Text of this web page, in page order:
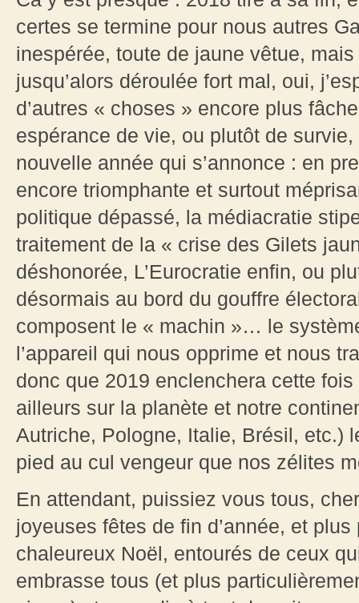
certes se termine pour nous autres
inespérée, toute de jaune vêtue, mais
jusqu’alors déroulée fort mal, oui,
d’autres « choses » encore plus
espérance de vie, ou plutôt de
nouvelle année qui s’annonce : en
encore triomphante et surtout
politique dépassé, la médiacratie
traitement de la « crise des Gilets
déshonorée, L’Eurocratie enfin, ou
désormais au bord du gouffre
composent le « machin »… le
l’appareil qui nous opprime et nous
donc que 2019 enclenchera cette
ailleurs sur la planète et notre
Autriche, Pologne, Italie, Brésil, etc.)
pied au cul vengeur que nos zélites
En attendant, puissiez vous tous,
joyeuses fêtes de fin d’année, et
chaleureux Noël, entourés de ceux
embrasse tous (et plus